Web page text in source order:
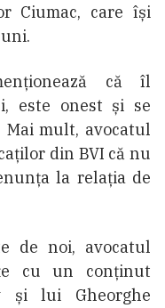
Ciumac, care își
că îl
este onest și se
mult, avocatul
din BVI că nu
la relația de
de noi, avocatul
cu un conținut
și lui Gheorghe